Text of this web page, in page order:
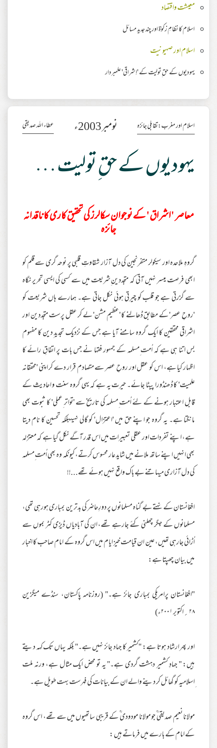
معیشت واقتصاد
اسلام کا نظامِ زکوٰۃ اور چند جدید مسائل
اسلام اور صہیونیت
یہودیوں کے حق ِتولیت کے 'اِشراقی' علمبردار
اسلام اور مغرب:تقابلی جائزہ نومبر 2003ء عطاء اللہ صدیقی
یہودیوں کے حق ِتولیت کے 'اِشراقی' علمبردار
معاصر 'اشراق' کے نوجوان سکالرز کی تحقیق کاری کا ناقدانہ
جائزہ
گروہِ ملاحدہ اور سیکولر متفرنجین کی دل آزار شقاوتِ قلبی پر نوحہ گری سے قلم کو
ابھی فرصت میسر نہیں آتی کہ متجددین ِشریعت میں سے کسی کی ایسی تحریر نگاہ
سے گزرتی ہے جو قلب کو چیرتی ہوئی نکل جاتی ہے۔ ہمارے ہاں شریعت کو
'روحِ عصر' کے مطابق ڈھالنے کا 'عظیم مشن' لے کر عقل پرست متجددین اور
اشراقی محققین کا ایک گروہ سامنے آیا ہے جس کے نزدیک تجدید ِدین کا مفہوم
بس اتنا ہی ہے کہ اُمت ِمسلمہ کے جمہور فقہا نے جس بات پر اتفاقِ رائے کا
اظہار کیا ہے، اس کو عقل اور روحِ عصر سے متصادم قرار دے کر اپنی 'محققانہ
علمیت' کا ڈھنڈورا پیٹا جائے۔ حیرت یہ ہے کہ یہی گروہ سنت و احادیث کے
قابل اعتبار ہونے کے لئے اُمت ِمسلمہ کی تاریخ سے 'تواتر ِعملی' کا ثبوت بھی
مانگتا ہے۔ یہ گروہ جو اپنے حق میں 'اعتزال' کو گالی نہیںبلکہ تحسین کا نام دیتا
ہے، اپنے تفردات اور عقلی تعبیرات میں اس قدر آگے نکل گیا ہے کہ معتزلہ
بھی انہیں اپنے ساتھ ملانے میں شاید عار محسوس کرتے، کیونکہ وہ بھی اُمت ِمسلمہ
کی دل آزاری میںاتنے بے باک واقع نہیں ہوئے تھے...!!
افغانستان کے نہتے بے گناہ مسلمانوں پر دورِحاضر کی بدترین بمباری ہورہی تھی،
مسلمانوں کے جگر چھلنی کئے جارہے تھے، ان کی آبادیاں ڈیزی کٹر بموں سے
اُڑائی جارہی تھیں، عین ان قیامت خیز ایام میں اس گروہ کے امام صاحب کا اخبار
میں بیان چھپتا ہے:
''افغانستان پرامریکی بمباری جائز ہے۔'' (روزنامہ پاکستان، سنڈے میگزین
۲۸؍اکتوبر ۲۰۰۱ء)
اور پھر ارشاد ہوتا ہے: ''کشمیر کا جہاد جائز نہیں ہے۔'' بلکہ یہاں تک کہہ دیتے
ہیں: '' جہادِ کشمیر دہشت گردی ہے۔'' یہ تو محض ایک مثال ہے، ورنہ ملت
ِاسلامیہ کو گھائل کر دینے والے ان کے بیانات کی فہرست بہت طویل ہے۔
مولانا نعیم صدیقی ؒ جو مولانا مودودی ؒ کے قریبی ساتھیوں میں سے تھے، اس گروہ
کے امام کے بارے میں فرماتے ہیں :